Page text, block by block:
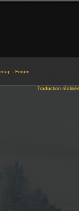
- Forum
Traduction